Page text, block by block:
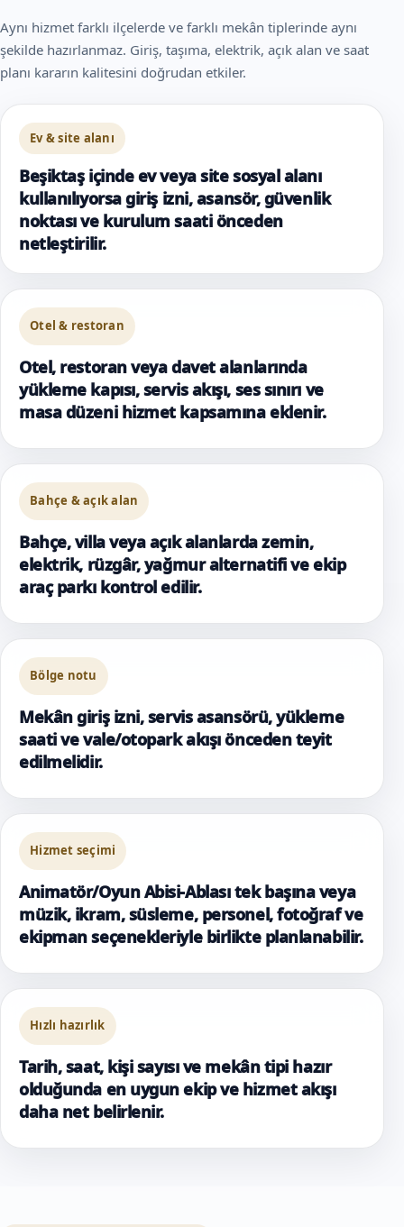
Aynı hizmet farklı ilçelerde ve farklı mekân tiplerinde aynı
şekilde hazırlanmaz. Giriş, taşıma, elektrik, açık alan ve saat
planı kararın kalitesini doğrudan etkiler.
Ev & site alanı
Beşiktaş içinde ev veya site sosyal alanı
kullanılıyorsa giriş izni, asansör, güvenlik
noktası ve kurulum saati önceden
netleştirilir.
Otel & restoran
Otel, restoran veya davet alanlarında
yükleme kapısı, servis akışı, ses sınırı ve
masa düzeni hizmet kapsamına eklenir.
Bahçe & açık alan
Bahçe, villa veya açık alanlarda zemin,
elektrik, rüzgâr, yağmur alternatifi ve ekip
araç parkı kontrol edilir.
Bölge notu
Mekân giriş izni, servis asansörü, yükleme
saati ve vale/otopark akışı önceden teyit
edilmelidir.
Hizmet seçimi
Animatör/Oyun Abisi-Ablası tek başına veya
müzik, ikram, süsleme, personel, fotoğraf ve
ekipman seçenekleriyle birlikte planlanabilir.
Hızlı hazırlık
Tarih, saat, kişi sayısı ve mekân tipi hazır
olduğunda en uygun ekip ve hizmet akışı
daha net belirlenir.